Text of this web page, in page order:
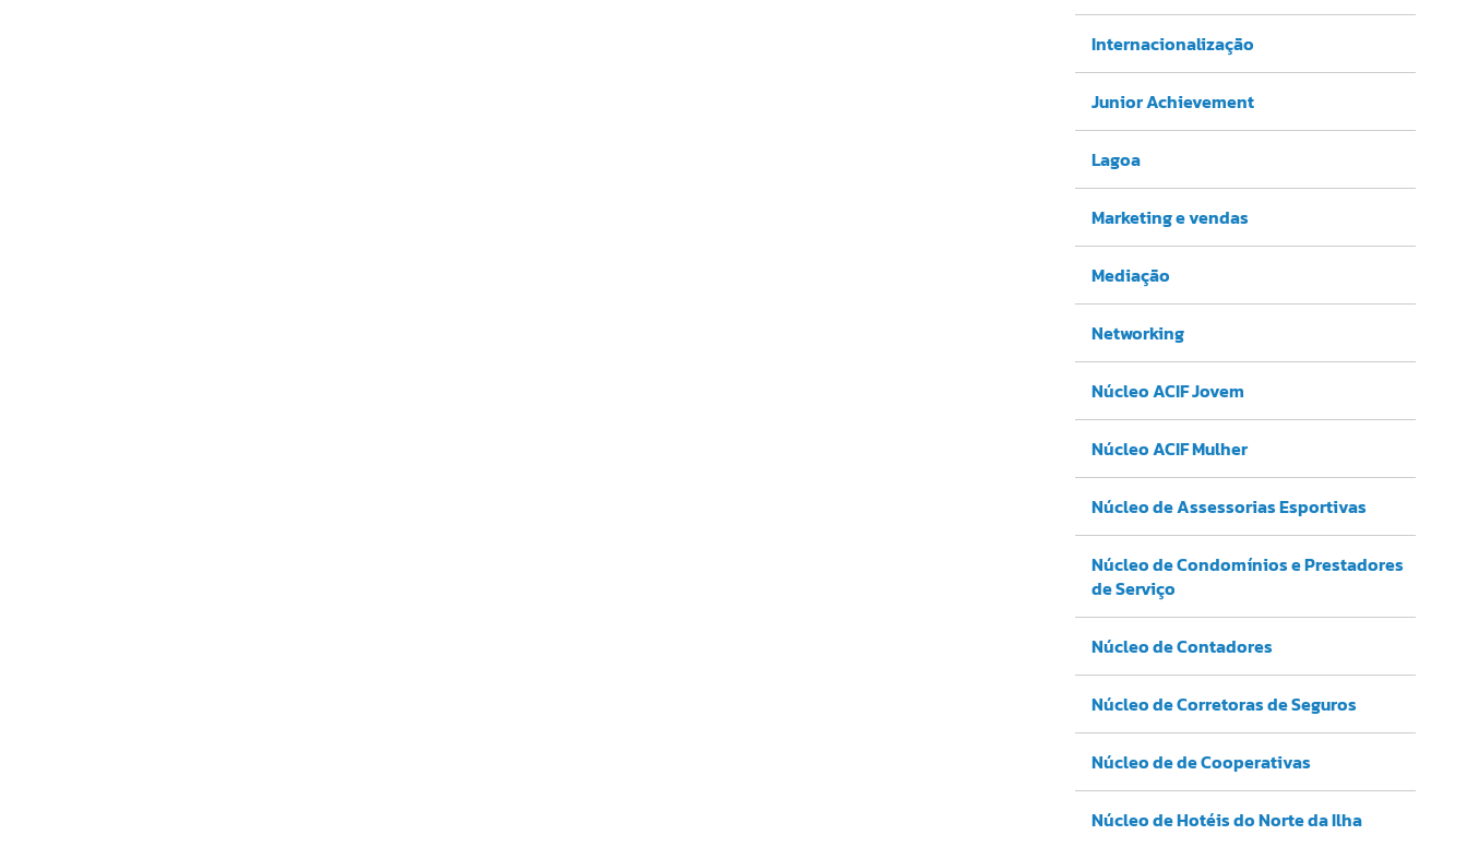
Internacionalização
Junior Achievement
Lagoa
Marketing e vendas
Mediação
Networking
Núcleo ACIF Jovem
Núcleo ACIF Mulher
Núcleo de Assessorias Esportivas
Núcleo de Condomínios e Prestadores
de Serviço
Núcleo de Contadores
Núcleo de Corretoras de Seguros
Núcleo de de Cooperativas
Núcleo de Hotéis do Norte da Ilha